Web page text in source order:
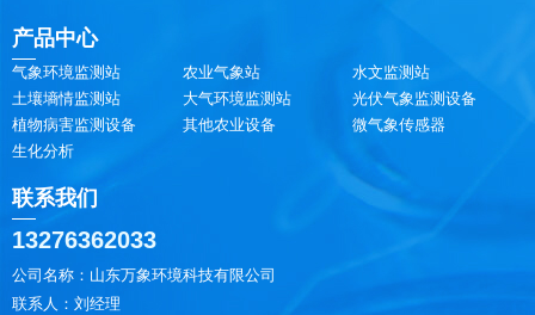
产品中心
气象环境监测站 农业气象站
水文监测站
土壤墒情监测站
大气环境监测站
光伏气象监测设备
植物病害监测设备
其他农业设备
微气象传感器
生化分析
联系我们
13276362033
公司名称：山东万象环境科技有限公司
联系人：刘经理